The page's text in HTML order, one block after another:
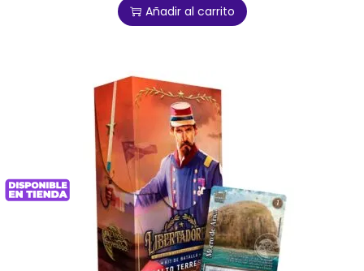
Añadir al carrito